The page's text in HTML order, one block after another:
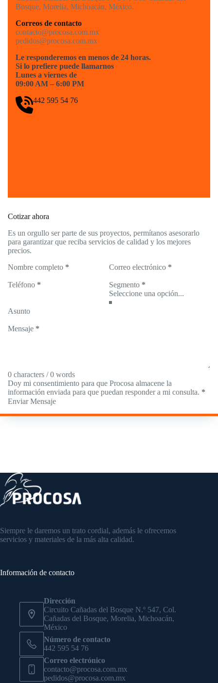
Bosque, Morelia, Michoacán, México.
Correos de contacto
contacto@procosa.com.mx
pedidos@procosa.com.mx
Le responderemos en menos de 24 horas.
Si lo prefiere puede llamarnos
Lunes a viernes de
09:00 AM – 6:00 PM
442 595 54 76
Cotizar ahora
Es un orgullo ser parte de sus proyectos, permítanos asesorarlo
para garantizar que reciba servicios de calidad y los mejores
precios.
Nombre completo * Correo electrónico *
Teléfono * Segmento *
Asunto
Mensaje *
0 characters / 0 words
Doy mi consentimiento para que Procosa almacene la
información enviada para que puedan responder a mi consulta. *
Enviar Mensaje
Siempre le daremos un trato cordial, además le ofrecemos
servicios y materiales de la más alta calidad.
Información de contacto
Dirección
Circuito Cañadas del Bosque N.º 547, Col.
Cañadas del Bosque, Morelia, Michoacán,
México
Número de contacto
442 595 54 76
Correo electrónico
contacto@procosa.com.mx
pedidos@procosa.com.mx